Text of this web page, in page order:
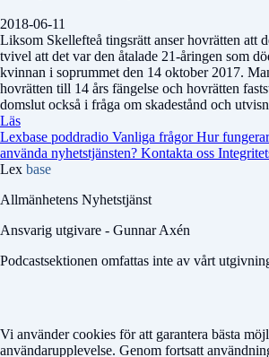
2018-06-11
Liksom Skellefteå tingsrätt anser hovrätten att
tvivel att det var den åtalade 21-åringen som
kvinnan i soprummet den 14 oktober 2017.
hovrätten till 14 års fängelse och hovrätten
domslut också i fråga om skadestånd och
Läs
Lexbase poddradio Vanliga frågorHur
använda nyhetstjänsten? Kontakta oss
Lex base
Allmänhetens Nyhetstjänst
Ansvarig utgivare - Gunnar Axén
Podcastsektionen omfattas inte av vårt
Vi använder cookies för att garantera bästa
användarupplevelse. Genom fortsatt